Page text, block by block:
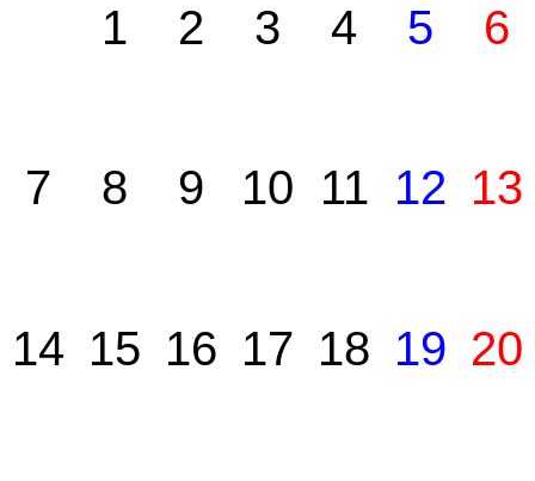
1 2 3 4 5 6
7 8 9 10 11 12 13
14 15 16 17 18 19 20